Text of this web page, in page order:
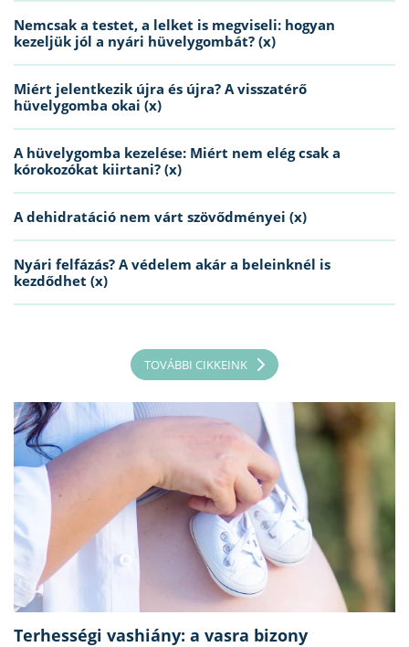
Nemcsak a testet, a lelket is megviseli: hogyan
kezeljük jól a nyári hüvelygombát? (x)
Miért jelentkezik újra és újra? A visszatérő
hüvelygomba okai (x)
A hüvelygomba kezelése: Miért nem elég csak a
kórokozókat kiirtani? (x)
A dehidratáció nem várt szövődményei (x)
Nyári felfázás? A védelem akár a beleinknél is
kezdődhet (x)
TOVÁBBI CIKKEINK
Terhességi vashiány: a vasra bizony